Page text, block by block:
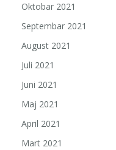
Oktobar 2021
Septembar 2021
August 2021
Juli 2021
Juni 2021
Maj 2021
April 2021
Mart 2021